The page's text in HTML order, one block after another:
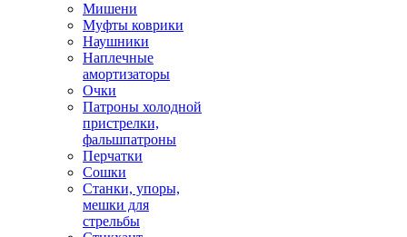
Мишени
Муфты коврики
Наушники
Наплечные
амортизаторы
Очки
Патроны холодной
пристрелки,
фальшпатроны
Перчатки
Сошки
Станки, упоры,
мешки для
стрельбы